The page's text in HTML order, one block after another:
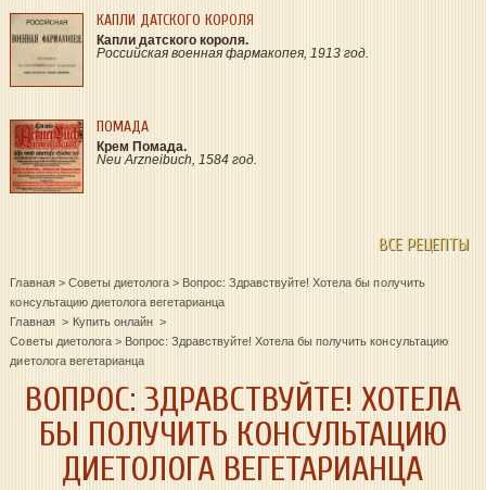
КАПЛИ ДАТСКОГО КОРОЛЯ
Капли датского короля.
Российская военная фармакопея, 1913 год.
ПОМАДА
Крем Помада.
Neu Arzneibuch, 1584 год.
ВСЕ РЕЦЕПТЫ
Главная > Советы диетолога > Вопрос: Здравствуйте! Хотела бы получить
консультацию диетолога вегетарианца
Главная
Купить онлайн
Советы диетолога > Вопрос: Здравствуйте! Хотела бы получить консультацию
диетолога вегетарианца
ВОПРОС: ЗДРАВСТВУЙТЕ! ХОТЕЛА
БЫ ПОЛУЧИТЬ КОНСУЛЬТАЦИЮ
ДИЕТОЛОГА ВЕГЕТАРИАНЦА